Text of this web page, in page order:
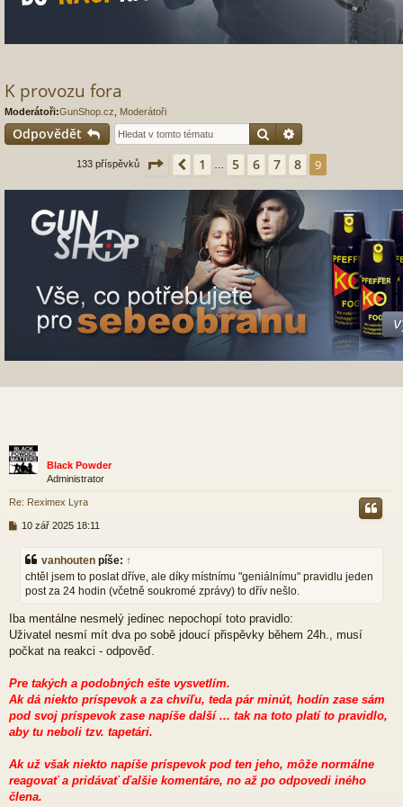
K provozu fora
Moderátoři:GunShop.cz Moderátoři
Odpovědět Hledat
133 příspěvků Stránka z9
Předchozí
1 5 6 7 8 9
Black Powder
Administrator
Re: Reximex Lyra
P
v
e
k
10 zář 2025 18:11
vanhouten píše: ↑
chtěl jsem to poslat dříve, ale díky místnímu "geniálnímu" pravidlu jeden
post za 24 hodin (včetně soukromé zprávy) to dřív nešlo.
Iba mentálne nesmelý jedinec nepochopí toto pravidlo:
Uživatel nesmí mít dva po sobě jdoucí přispěvky během 24h., musí
počkat na reakci - odpověď.
Pre takých a podobných ešte vysvetlím.
Ak dá niekto príspevok a za chvíľu, teda pár minút, hodín zase sám
pod svoj príspevok zase napíše další ... tak na toto platí to pravidlo,
aby tu neboli tzv. tapetári.
Ak už však niekto napíše príspevok pod ten jeho, môže normálne
reagovať a pridávať ďalšie komentáre, no až po odpovedi iného
člena.